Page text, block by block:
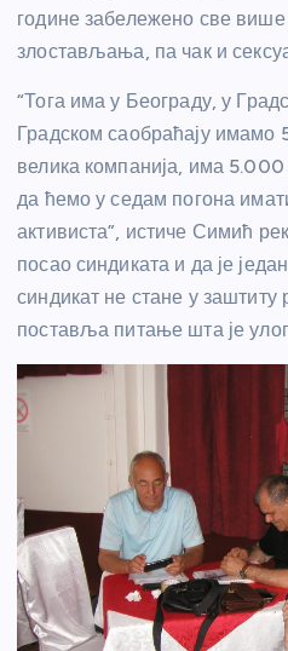
године забележено све више
злостављања, па чак и
“Тога има у Београду, у
Градском саобраћају имамо
велика компанија, има
да ћемо у седам погона
активиста”, истиче Симић
посао синдиката и да је
синдикат не стане у заштиту
поставља питање шта је